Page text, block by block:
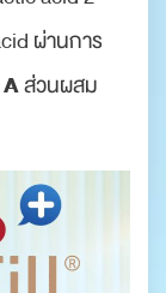
ผ่านการ
ส่วนผสม